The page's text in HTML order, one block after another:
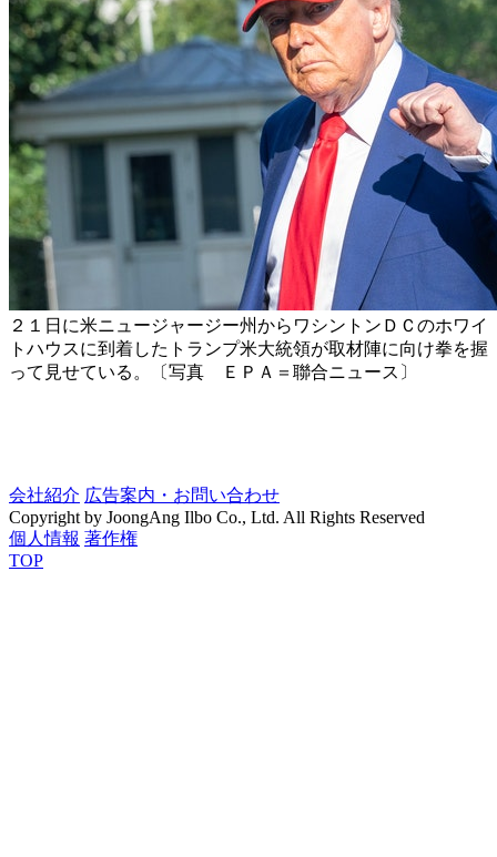
２１日に米ニュージャージー州からワシントンＤＣのホワイ
トハウスに到着したトランプ米大統領が取材陣に向け拳を握
って見せている。〔写真 ＥＰＡ＝聯合ニュース〕
会社紹介 広告案内・お問い合わせ
Copyright by JoongAng Ilbo Co., Ltd. All Rights Reserved
個人情報 著作権
TOP